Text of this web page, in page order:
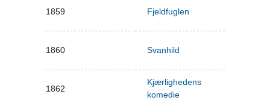
1859 Fjeldfuglen
1860 Svanhild
1862
Kjærlighedens
komedie